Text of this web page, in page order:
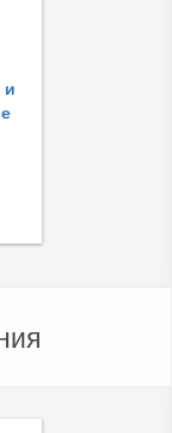
и